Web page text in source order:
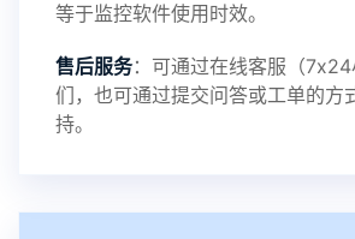
提示：
提示1：为避免异常风险情况，传输
件至本地请先切换代理网络
等于监控软件使用时效。
售后服务：可通过在线客服（
们，也可通过提交问答或工单的方
持。